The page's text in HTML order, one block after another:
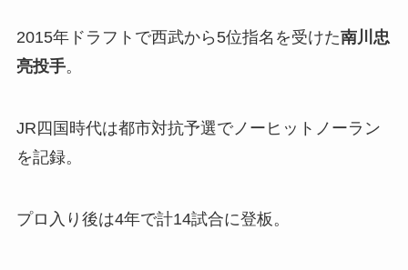
2015年ドラフトで西武から5位指名を受けた南川忠
亮投手。
JR四国時代は都市対抗予選でノーヒットノーラン
を記録。
プロ入り後は4年で計14試合に登板。